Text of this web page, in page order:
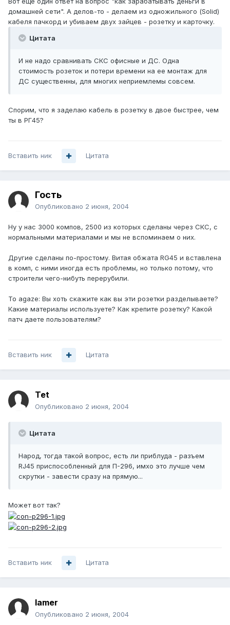
домашней сети". А делов-то - делаем из одножильного (Solid)
кабеля пачкорд и убиваем двух зайцев - розетку и карточку.
Цитата
И не надо сравнивать СКС офисные и ДС. Одна
стоимость розеток и потери времени на ее монтаж для
ДС существенны, для многих неприемлемы совсем.
Спорим, что я заделаю кабель в розетку в двое быстрее, чем
ты в РГ45?
Вставить ник Цитата
Гость
Опубликовано 2 июня, 2004
Ну у нас 3000 компов, 2500 из которых сделаны через СКС, с
нормальными материалами и мы не вспоминаем о них.
Другие сделаны по-простому. Витая обжата RG45 и вставлена
в комп, с ними иногда есть проблемы, но только потому, что
строители чего-нибуть перерубили.
То agaze: Вы хоть скажите как вы эти розетки разделываете?
Какие материалы используете? Как крепите розетку? Какой
патч даете пользователям?
Вставить ник Цитата
Tet
Опубликовано 2 июня, 2004
Цитата
Народ, тогда такой вопрос, есть ли приблуда - разъем
RJ45 приспособленный для П-296, имхо это лучше чем
скрутки - завести сразу на прямую...
Может вот так?
Вставить ник Цитата
lamer
Опубликовано 2 июня, 2004